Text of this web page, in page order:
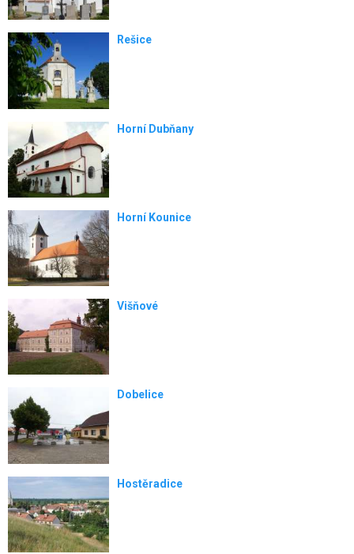
Rešice
Horní Dubňany
Horní Kounice
Višňové
Dobelice
Hostěradice